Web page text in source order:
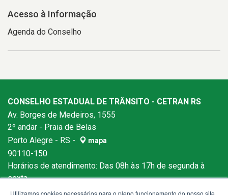
Acesso à Informação
Agenda do Conselho
CONSELHO ESTADUAL DE TRÂNSITO - CETRAN RS
Av. Borges de Medeiros, 1555
2º andar - Praia de Belas
Porto Alegre - RS -
mapa
90110-150
Horários de atendimento: Das 08h às 17h de segunda à
sexta.
Utilizamos cookies necessários para o pleno funcionamento do nosso site,